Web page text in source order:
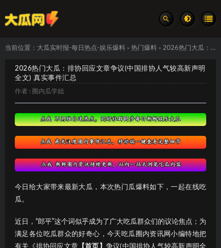
当前位置： 大瓜实时报-每日热点-娱乐爆料 > 热门爆料 > 2026热门大瓜：排协回应文章争议(中国排协人气较高新声明全文) 真实事件汇总
2026热门大瓜：排协回应文章争议(中国排协人气较高新声明
全文) 真实事件汇总
作者 : 圈内瓜学姐
今日给大家带来最新大瓜，本次热门瓜爆料如下，一起在线吃
瓜。
近日，“郎平”这个词似乎成为了广大吃瓜群众们的议论焦点；为
满足各位吃瓜群众的好奇心，今天吃瓜圈内资讯网小编特地把
有关《排协回应文章 【首页】 争议(中国排协人气较高新声明全